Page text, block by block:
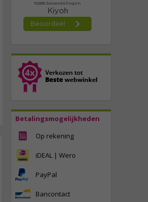
Betalingsmogelijkheden
Op rekening
iDEAL | Wero
PayPal
Bancontact